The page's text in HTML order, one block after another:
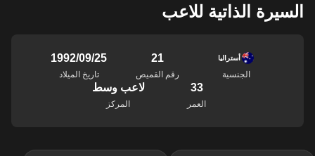
السيرة الذاتية للاعب
أستراليا
الجنسية
21
رقم القميص
25‏/09‏/1992
تاريخ الميلاد
33
العمر
لاعب وسط
المركز